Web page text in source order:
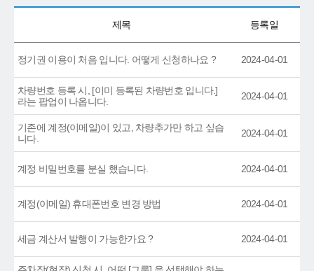
제목 등록일
정기권 이용이 처음 입니다. 어떻게 신청하나요 ? 2024-04-01
차량번호 등록 시, [이미 등록된 차량번호 입니다.]
라는 팝업이 나옵니다.
2024-04-01
기존에 계정(이메일)이 있고, 차량추가만 하고 싶습
니다.
2024-04-01
계정 비밀번호를 분실 했습니다. 2024-04-01
계정(이메일) 휴대폰번호 변경 방법 2024-04-01
세금 계산서 발행이 가능한가요 ? 2024-04-01